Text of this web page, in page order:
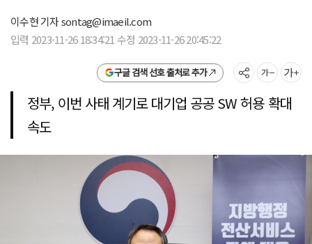
이수현 기자sontag@imaeil.com
입력 2023-11-26 18:34:21 수정 2023-11-26 20:45:22
구글 검색 선호 출처로 추가
정부, 이번 사태 계기로 대기업 공공 SW 허용 확대
속도